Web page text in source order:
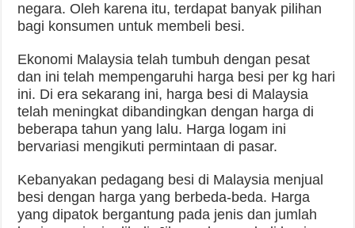
negara. Oleh karena itu, terdapat banyak pilihan
bagi konsumen untuk membeli besi.
Ekonomi Malaysia telah tumbuh dengan pesat
dan ini telah mempengaruhi harga besi per kg hari
ini. Di era sekarang ini, harga besi di Malaysia
telah meningkat dibandingkan dengan harga di
beberapa tahun yang lalu. Harga logam ini
bervariasi mengikuti permintaan di pasar.
Kebanyakan pedagang besi di Malaysia menjual
besi dengan harga yang berbeda-beda. Harga
yang dipatok bergantung pada jenis dan jumlah